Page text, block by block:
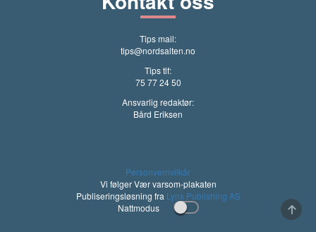
Tips mail:
tips@nordsalten.no
Tips tlf:
75 77 24 50
Ansvarlig redaktør:
Bård Eriksen
Personvernvilkår
Vi følger Vær varsom-plakaten
Publiseringsløsning fra Lynx Publishing AS
Nattmodus